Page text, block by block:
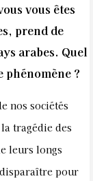
vous êtes
prend de
arabes. Quel
phénomène ?
nos sociétés
tragédie des
leurs longs
pour